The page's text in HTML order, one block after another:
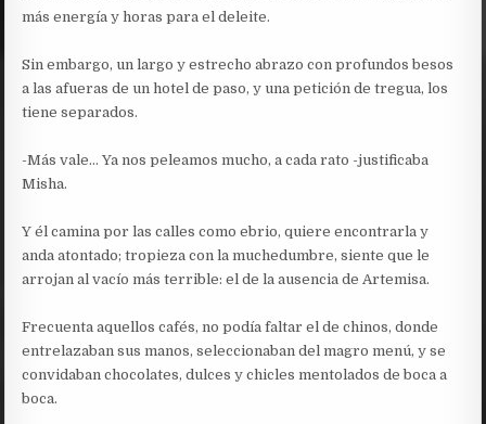
más energía y horas para el deleite.
Sin embargo, un largo y estrecho abrazo con profundos besos
a las afueras de un hotel de paso, y una petición de tregua, los
tiene separados.
-Más vale… Ya nos peleamos mucho, a cada rato -justificaba
Misha.
Y él camina por las calles como ebrio, quiere encontrarla y
anda atontado; tropieza con la muchedumbre, siente que le
arrojan al vacío más terrible: el de la ausencia de Artemisa.
Frecuenta aquellos cafés, no podía faltar el de chinos, donde
entrelazaban sus manos, seleccionaban del magro menú, y se
convidaban chocolates, dulces y chicles mentolados de boca a
boca.